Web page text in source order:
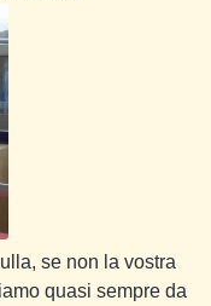
se non la vostra
quasi sempre da